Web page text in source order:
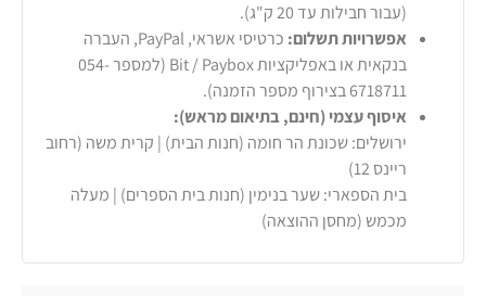
(עבור חבילות עד 20 ק"ג).
אפשרויות תשלום:
כרטיסי אשראי, PayPal, העברה
בנקאית או באפליקציות Bit / Paybox (למספר 054-
6718711 בצירוף מספר הזמנה).
איסוף עצמי (חינם, בתיאום מראש):
ירושלים: שכונת הר חומה (חנות הבית) | קרית משה (רחוב
ריינס 12)
בית הספארי: שער בנימין (חנות בית הספרים) | מעלה
מכמש (מחסן ההוצאה)